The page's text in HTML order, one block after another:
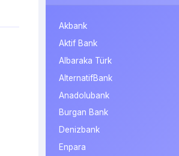
Akbank
Aktif Bank
Albaraka Türk
AlternatifBank
Anadolubank
Burgan Bank
Denizbank
Enpara